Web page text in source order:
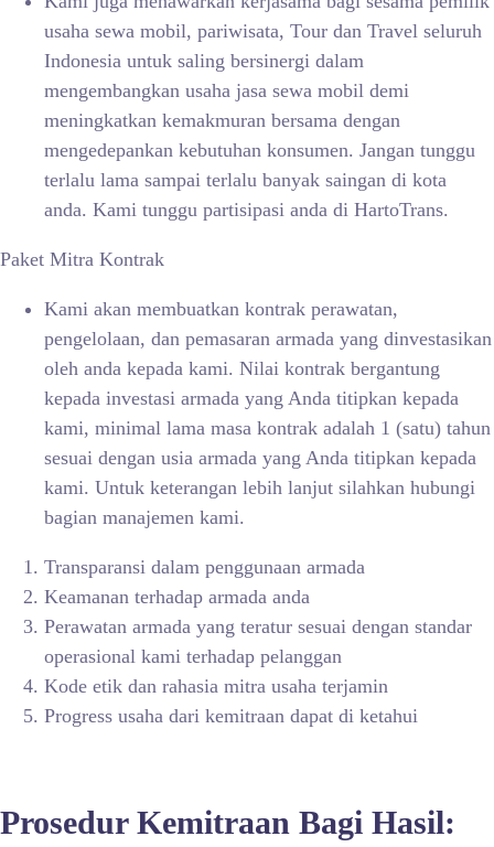
usaha sewa mobil, pariwisata, Tour dan Travel seluruh
Indonesia untuk saling bersinergi dalam
mengembangkan usaha jasa sewa mobil demi
meningkatkan kemakmuran bersama dengan
mengedepankan kebutuhan konsumen. Jangan tunggu
terlalu lama sampai terlalu banyak saingan di kota
anda. Kami tunggu partisipasi anda di HartoTrans.
Paket Mitra Kontrak
Kami akan membuatkan kontrak perawatan,
pengelolaan, dan pemasaran armada yang dinvestasikan
oleh anda kepada kami. Nilai kontrak bergantung
kepada investasi armada yang Anda titipkan kepada
kami, minimal lama masa kontrak adalah 1 (satu) tahun
sesuai dengan usia armada yang Anda titipkan kepada
kami. Untuk keterangan lebih lanjut silahkan hubungi
bagian manajemen kami.
Transparansi dalam penggunaan armada
Keamanan terhadap armada anda
Perawatan armada yang teratur sesuai dengan standar
operasional kami terhadap pelanggan
Kode etik dan rahasia mitra usaha terjamin
Progress usaha dari kemitraan dapat di ketahui
Prosedur Kemitraan Bagi Hasil: